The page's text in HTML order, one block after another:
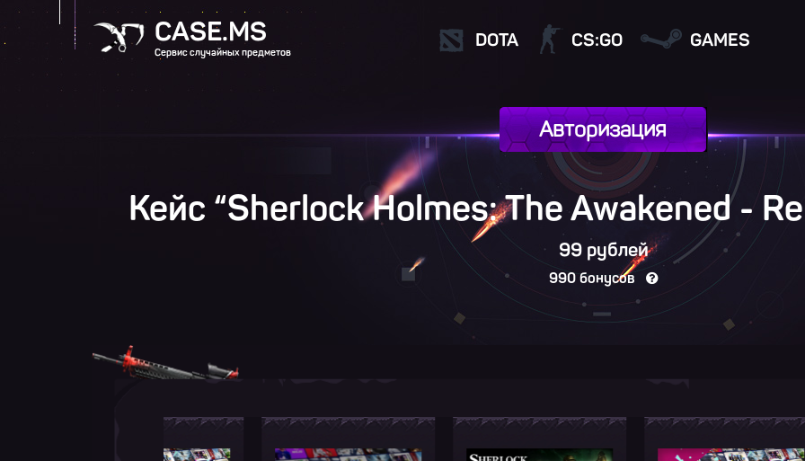
CASE.MS
Сервис случайных предметов
DOTA CS:GO GAMES
Авторизация
Кейс “Sherlock Holmes: The Awakened -
99 рублей
990 бонусов